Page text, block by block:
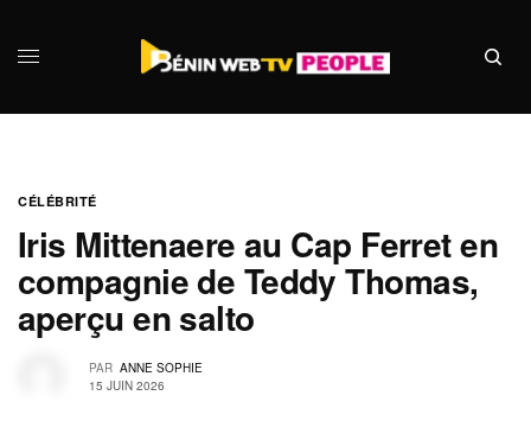
CÉLÉBRITÉ
Iris Mittenaere au Cap Ferret en
compagnie de Teddy Thomas,
aperçu en salto
PAR ANNE SOPHIE
15 JUIN 2026